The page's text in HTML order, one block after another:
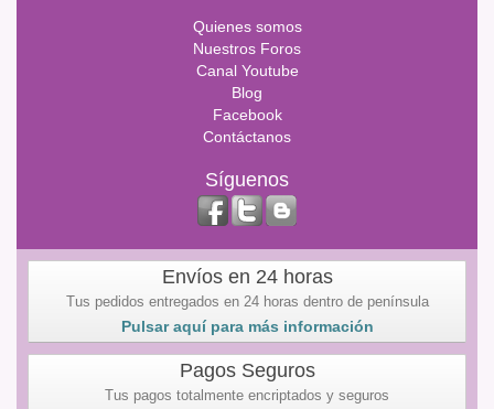
Quienes somos
Nuestros Foros
Canal Youtube
Blog
Facebook
Contáctanos
Síguenos
Envíos en 24 horas
Tus pedidos entregados en 24 horas dentro de península
Pulsar aquí para más información
Pagos Seguros
Tus pagos totalmente encriptados y seguros